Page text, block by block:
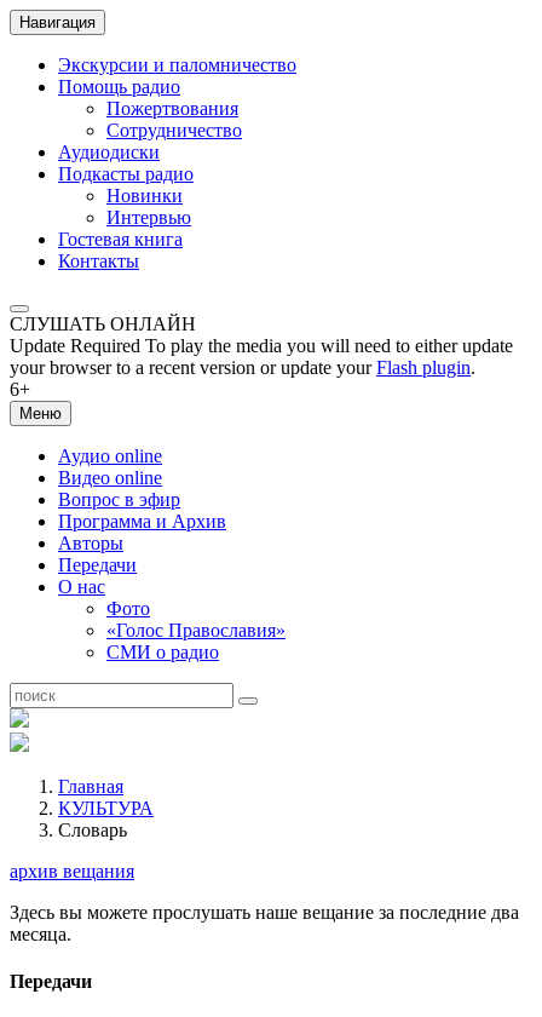
Навигация
Экскурсии и паломничество
Помощь радио
Пожертвования
Сотрудничество
Аудиодиски
Подкасты радио
Новинки
Интервью
Гостевая книга
Контакты
СЛУШАТЬ ОНЛАЙН
Update Required To play the media you will need to either update
your browser to a recent version or update yourFlash plugin.
6+
Меню
Аудио online
Видео online
Вопрос в эфир
Программа и Архив
Авторы
Передачи
О нас
Фото
«Голос Православия»
СМИ о радио
Главная
КУЛЬТУРА
Словарь
архив вещания
Здесь вы можете прослушать наше вещание за последние два
месяца.
Передачи